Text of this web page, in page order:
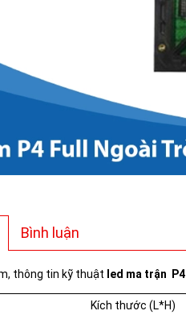
Bình luận
thông tin kỹ thuật led ma trận
Kích thước (L*H)